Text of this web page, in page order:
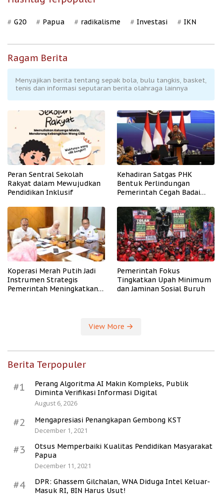
G20 Papua radikalisme Investasi IKN
Ragam Berita
Menyajikan berita tentang sepak bola, bulu tangkis, basket,
tenis dan informasi seputaran berita olahraga lainnya
Peran Sentral Sekolah
Rakyat dalam Mewujudkan
Pendidikan Inklusif
Kehadiran Satgas PHK
Bentuk Perlindungan
Pemerintah Cegah Badai
Koperasi Merah Putih Jadi
Instrumen Strategis
Pemerintah Meningkatkan
Pemerintah Fokus
Tingkatkan Upah Minimum
dan Jaminan Sosial Buruh
View More
Berita Terpopuler
#1
Perang Algoritma AI Makin Kompleks, Publik
Diminta Verifikasi Informasi Digital
August 6, 2026
#2
Mengapresiasi Penangkapan Gembong KST
December 1, 2021
#3
Otsus Memperbaiki Kualitas Pendidikan Masyarakat
Papua
December 11, 2021
#4
DPR: Ghassem Gilchalan, WNA Diduga Intel Keluar-
Masuk RI, BIN Harus Usut!